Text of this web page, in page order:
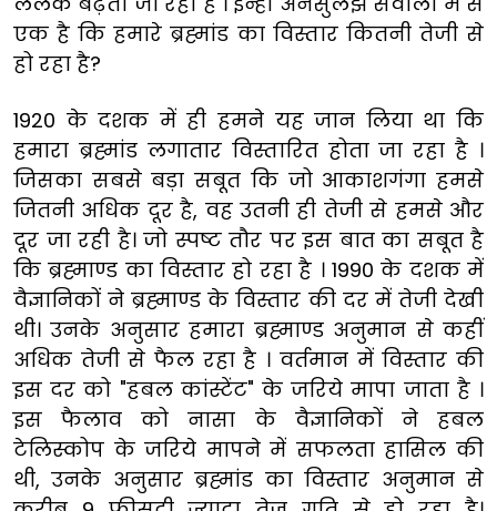
एक है कि हमारे ब्रह्मांड का विस्तार कितनी तेजी से
हो रहा है?
1920 के दशक में ही हमने यह जान लिया था कि
हमारा ब्रह्मांड लगातार विस्तारित होता जा रहा है ।
जिसका सबसे बड़ा सबूत कि जो आकाशगंगा हमसे
जितनी अधिक दूर है, वह उतनी ही तेजी से हमसे और
दूर जा रही है। जो स्पष्ट तौर पर इस बात का सबूत है
कि ब्रह्माण्ड का विस्तार हो रहा है । 1990 के दशक में
वैज्ञानिकों ने ब्रह्माण्ड के विस्तार की दर में तेजी देखी
थी। उनके अनुसार हमारा ब्रह्माण्ड अनुमान से कहीं
अधिक तेजी से फैल रहा है । वर्तमान में विस्तार की
इस दर को "हबल कांस्टेंट" के जरिये मापा जाता है ।
इस फैलाव को नासा के वैज्ञानिकों ने हबल
टेलिस्कोप के जरिये मापने में सफलता हासिल की
थी, उनके अनुसार ब्रह्मांड का विस्तार अनुमान से